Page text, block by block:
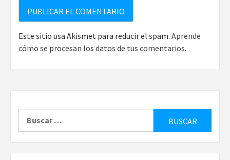
Este sitio usa Akismet para reducir el spam. Aprende
cómo se procesan los datos de tus comentarios.